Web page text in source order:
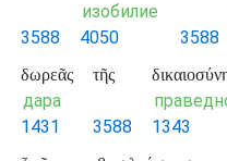
3588
изобилие
4050
3588
δωρεᾶς
дара
1431
τῆς
3588
1343